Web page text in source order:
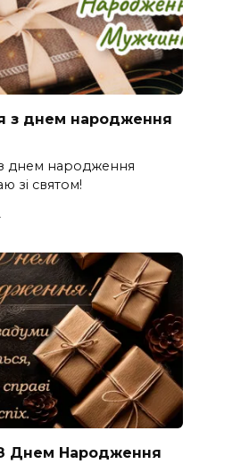
з днем народження
днем народження
зі святом!
Днем Народження